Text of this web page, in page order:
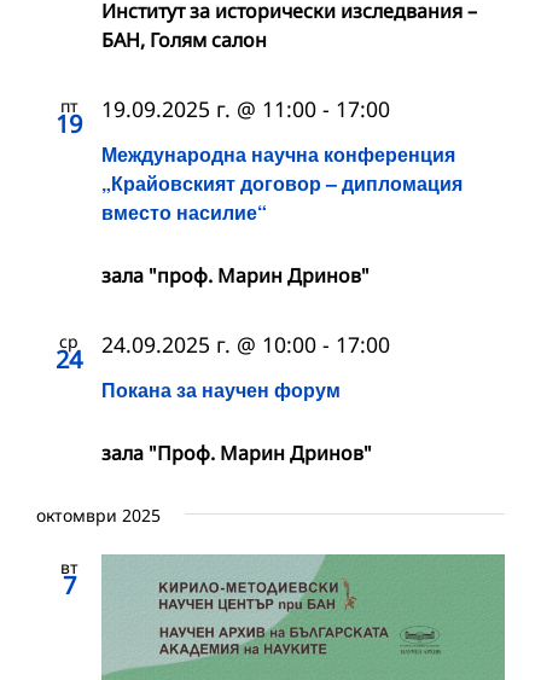
Институт за исторически изследвания –
БАН, Голям салон
пт
19
Международна научна конференция
„Крайовският договор – дипломация
вместо насилие“
19.09.2025 г. @ 11:00 - 17:00
зала "проф. Марин Дринов"
ср
24
Покана за научен форум
24.09.2025 г. @ 10:00 - 17:00
зала "Проф. Марин Дринов"
октомври 2025
вт
7